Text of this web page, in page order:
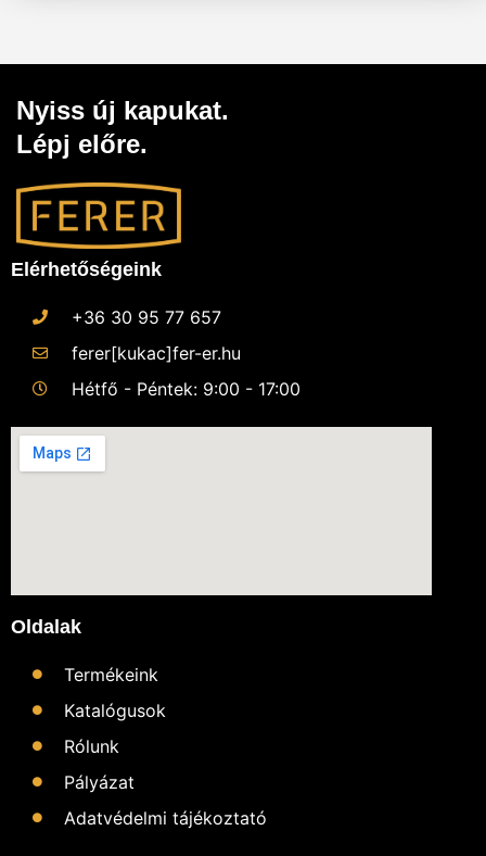
Nyiss új kapukat.
Lépj előre.
Elérhetőségeink
+36 30 95 77 657
ferer[kukac]fer-er.hu
Hétfő - Péntek: 9:00 - 17:00
Oldalak
Termékeink
Katalógusok
Rólunk
Pályázat
Adatvédelmi tájékoztató